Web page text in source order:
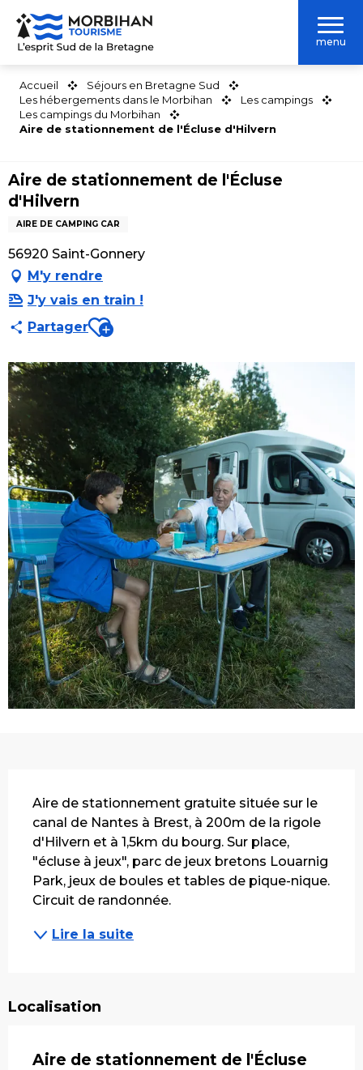
Aller
contenu
menu
Accueil
Séjours en Bretagne Sud
Les hébergements dans le Morbihan
Les campings
Les campings du Morbihan
Aire de stationnement de l'Écluse d'Hilvern
Aire de stationnement de l'Écluse
d'Hilvern
AIRE DE CAMPING CAR
56920 Saint-Gonnery
M'y rendre
J'y vais en train !
PartagerAjouter aux favoris
Aire de stationnement gratuite située sur le
canal de Nantes à Brest, à 200m de la rigole
d'Hilvern et à 1,5km du bourg. Sur place,
"écluse à jeux", parc de jeux bretons Louarnig
Park, jeux de boules et tables de pique-nique.
Circuit de randonnée.
Lire la suite
Localisation
Aire de stationnement de l'Écluse